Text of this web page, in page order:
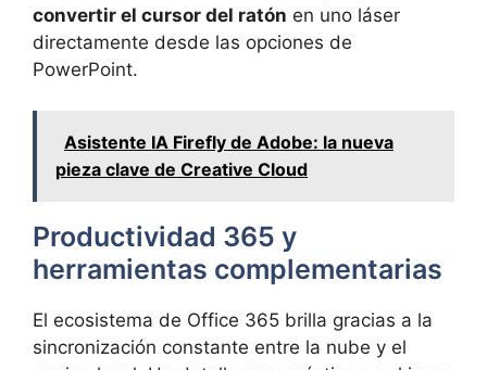
convertir el cursor del ratón en uno láser
directamente desde las opciones de
PowerPoint.
Asistente IA Firefly de Adobe: la nueva
pieza clave de Creative Cloud
Productividad 365 y
herramientas complementarias
El ecosistema de Office 365 brilla gracias a la
sincronización constante entre la nube y el